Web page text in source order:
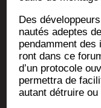
Des
nau­tés adeptes
pen­dam­ment
ront dans ce
d’un pro­to­cole
per­met­tra de
autant détruire